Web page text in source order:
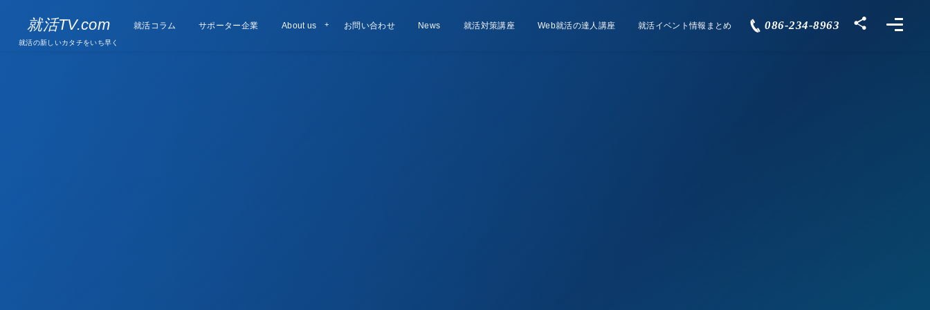
就活TV.com
就活の新しいカタチをいち早く
就活コラム
Column サポーター企業
Supporter
companies
About us お問い合わせ
Contact News
お知らせ 就活対策講座
Lesson Web就活の達人講座
Course 就活イベント情報まとめ
Events 086-234-8963